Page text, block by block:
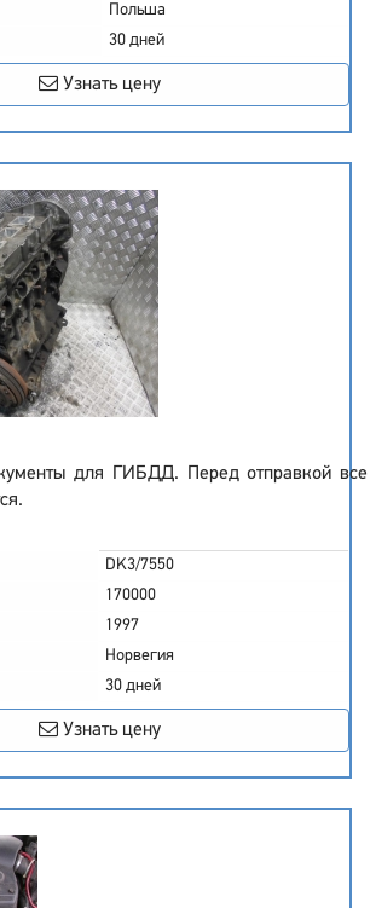
Польша
30 дней
Узнать цену
для ГИБДД. Перед отправкой все
DK3/7550
170000
1997
Норвегия
30 дней
Узнать цену